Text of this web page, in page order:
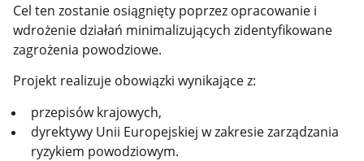
Cel ten zostanie osiągnięty poprzez opracowanie i
wdrożenie działań minimalizujących zidentyfikowane
zagrożenia powodziowe.
Projekt realizuje obowiązki wynikające z:
przepisów krajowych,
dyrektywy Unii Europejskiej w zakresie zarządzania
ryzykiem powodziowym.